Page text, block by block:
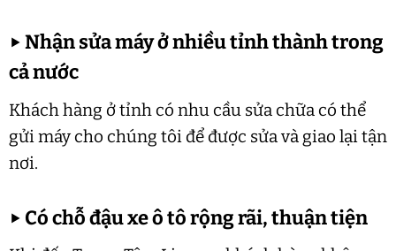
▶Nhận sửa máy ở nhiều tỉnh thành trong
cả nước
Khách hàng ở tỉnh có nhu cầu sửa chữa có thể
gửi máy cho chúng tôi để được sửa và giao lại tận
nơi.
▶ Có chỗ đậu xe ô tô rộng rãi, thuận tiện